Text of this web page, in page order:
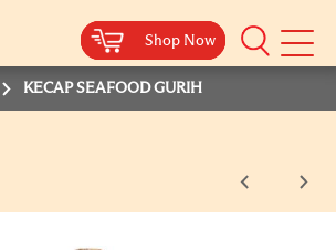
Shop Now
Shop Now
Shop Now
KECAP SEAFOOD GURIH